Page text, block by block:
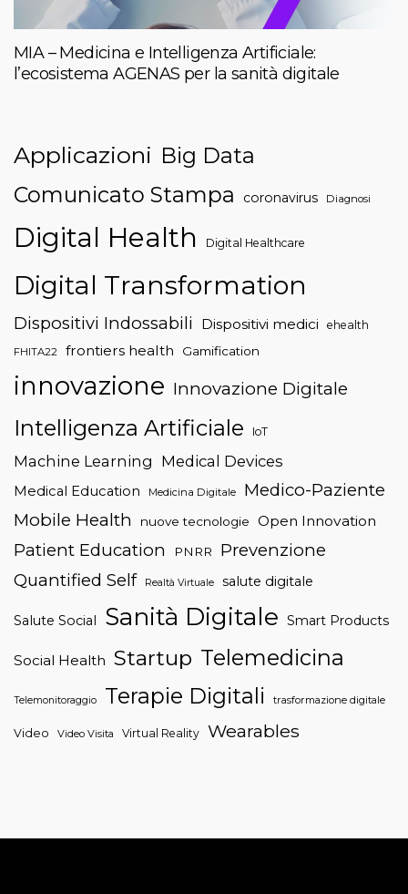
MIA – Medicina e Intelligenza Artificiale:
l’ecosistema AGENAS per la sanità digitale
Applicazioni Big Data
Comunicato Stampa
coronavirus Diagnosi
Digital Health Digital Healthcare
Digital Transformation
Dispositivi Indossabili Dispositivi medici ehealth
FHITA22 frontiers health Gamification
innovazione Innovazione Digitale
Intelligenza Artificiale IoT
Machine Learning Medical Devices
Medical Education Medicina Digitale
Medico-Paziente
Mobile Health
nuove tecnologie Open Innovation
Patient Education PNRR
Prevenzione
Quantified Self
Realtà Virtuale salute digitale
Salute Social Sanità Digitale Smart Products
Social Health Startup Telemedicina
Telemonitoraggio Terapie Digitali trasformazione digitale
Video Video Visita Virtual Reality Wearables